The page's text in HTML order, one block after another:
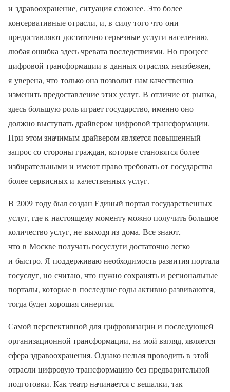
и здравоохранение, ситуация сложнее. Это более
консервативные отрасли, и, в силу того что они
предоставляют достаточно серьезные услуги населению,
любая ошибка здесь чревата последствиями. Но процесс
цифровой трансформации в данных отраслях неизбежен,
я уверена, что только она позволит нам качественно
изменить предоставление этих услуг. В отличие от рынка,
здесь большую роль играет государство, именно оно
должно выступать драйвером цифровой трансформации.
При этом значимым драйвером является повышенный
запрос со стороны граждан, которые становятся более
избирательными и имеют право требовать от государства
более сервисных и качественных услуг.
В 2009 году был создан Единый портал государственных
услуг, где к настоящему моменту можно получить большое
количество услуг, не выходя из дома. Все знают,
что в Москве получать госуслуги достаточно легко
и быстро. Я поддерживаю необходимость развития портала
госуслуг, но считаю, что нужно сохранять и региональные
порталы, которые в последние годы активно развиваются,
тогда будет хорошая синергия.
Самой перспективной для цифровизации и последующей
организационной трансформации, на мой взгляд, является
сфера здравоохранения. Однако нельзя проводить в этой
отрасли цифровую трансформацию без предварительной
подготовки. Как театр начинается с вешалки, так